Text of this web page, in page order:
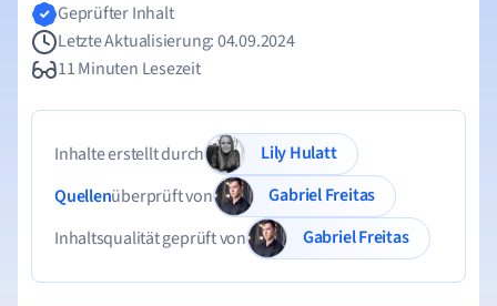
Geprüfter Inhalt
Letzte Aktualisierung: 04.09.2024
11 Minuten Lesezeit
Inhalte erstellt durch
Lily Hulatt
Quellenüberprüft von
Gabriel Freitas
Inhaltsqualität geprüft von
Gabriel Freitas